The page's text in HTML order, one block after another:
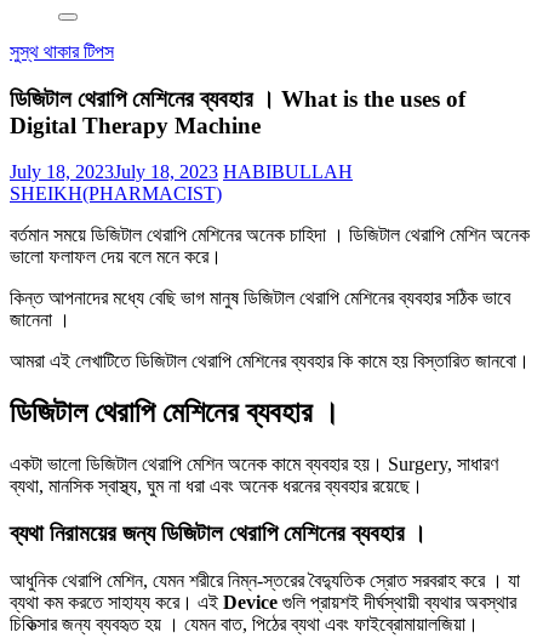
সুস্থ থাকার টিপস
ডিজিটাল থেরাপি মেশিনের ব্যবহার । What is the uses of
Digital Therapy Machine
July 18, 2023July 18, 2023 HABIBULLAH
SHEIKH(PHARMACIST)
বর্তমান সময়ে ডিজিটাল থেরাপি মেশিনের অনেক চাহিদা । ডিজিটাল থেরাপি মেশিন অনেক
ভালো ফলাফল দেয় বলে মনে করে।
কিন্ত আপনাদের মধ্যে বেছি ভাগ মানুষ ডিজিটাল থেরাপি মেশিনের ব্যবহার সঠিক ভাবে
জানেনা ।
আমরা এই লেখাটিতে ডিজিটাল থেরাপি মেশিনের ব্যবহার কি কামে হয় বিস্তারিত জানবো।
ডিজিটাল থেরাপি মেশিনের ব্যবহার ।
একটা ভালো ডিজিটাল থেরাপি মেশিন অনেক কামে ব্যবহার হয়। Surgery, সাধারণ
ব্যথা, মানসিক স্বাস্থ্য, ঘুম না ধরা এবং অনেক ধরনের ব্যবহার রয়েছে।
ব্যথা নিরাময়ের জন্য ডিজিটাল থেরাপি মেশিনের ব্যবহার ।
আধুনিক থেরাপি মেশিন, যেমন শরীরে নিম্ন-স্তরের বৈদ্যুতিক স্রোত সরবরাহ করে । যা
ব্যথা কম করতে সাহায্য করে। এই Device গুলি প্রায়শই দীর্ঘস্থায়ী ব্যথার অবস্থার
চিকিত্সার জন্য ব্যবহৃত হয় । যেমন বাত, পিঠের ব্যথা এবং ফাইব্রোমায়ালজিয়া।